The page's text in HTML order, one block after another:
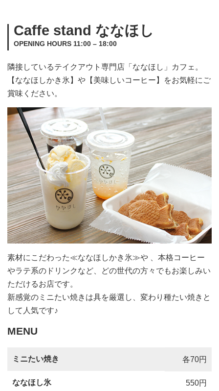
Caffe stand ななほし
OPENING HOURS 11:00 – 18:00
隣接しているテイクアウト専門店「ななほし」カフェ。
【ななほしかき氷】や【美味しいコーヒー】をお気軽にご
賞味ください。
素材にこだわった≪ななほしかき氷≫や 、本格コーヒー
やラテ系のドリンクなど、どの世代の方々でもお楽しみい
ただけるお店です。
新感覚のミニたい焼きは具を厳選し、変わり種たい焼きと
して人気です♪
MENU
ミニたい焼き 各70円
ななほし氷 550円